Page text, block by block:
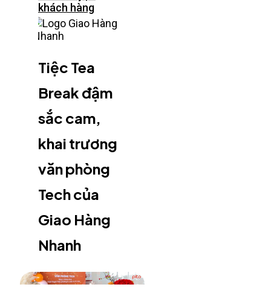
khách hàng
Tiệc Tea
Break đậm
sắc cam,
khai trương
văn phòng
Tech của
Giao Hàng
Nhanh